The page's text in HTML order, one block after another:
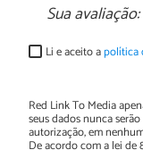
Sua avaliação:
Li e aceito apolítica
Red Link To Media
seus dados nunca
autorização, em
De acordo com a lei de